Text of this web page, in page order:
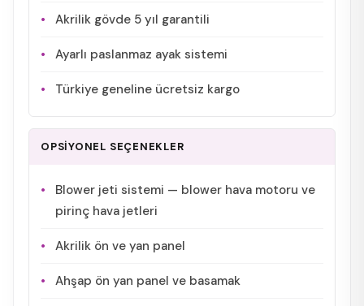
Akrilik gövde 5 yıl garantili
Ayarlı paslanmaz ayak sistemi
Türkiye geneline ücretsiz kargo
OPSİYONEL SEÇENEKLER
Blower jeti sistemi — blower hava motoru ve
pirinç hava jetleri
Akrilik ön ve yan panel
Ahşap ön yan panel ve basamak